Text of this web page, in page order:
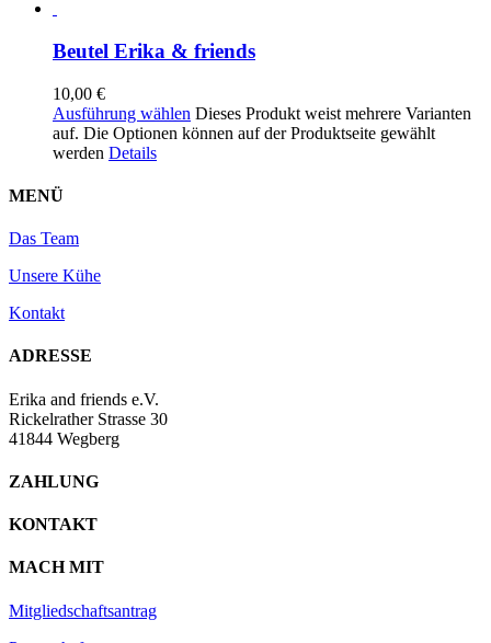
Beutel Erika & friends
10,00 €
Ausführung wählen Dieses Produkt weist mehrere Varianten
auf. Die Optionen können auf der Produktseite gewählt
werden Details
MENÜ
Das Team
Unsere Kühe
Kontakt
ADRESSE
Erika and friends e.V.
Rickelrather Strasse 30
41844 Wegberg
ZAHLUNG
KONTAKT
MACH MIT
Mitgliedschaftsantrag